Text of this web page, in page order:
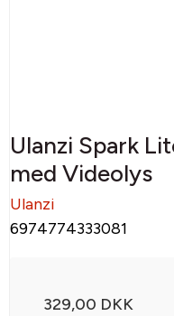
Ulanzi Spark
med Videolys
Ulanzi
6974774333081
329,00 DKK